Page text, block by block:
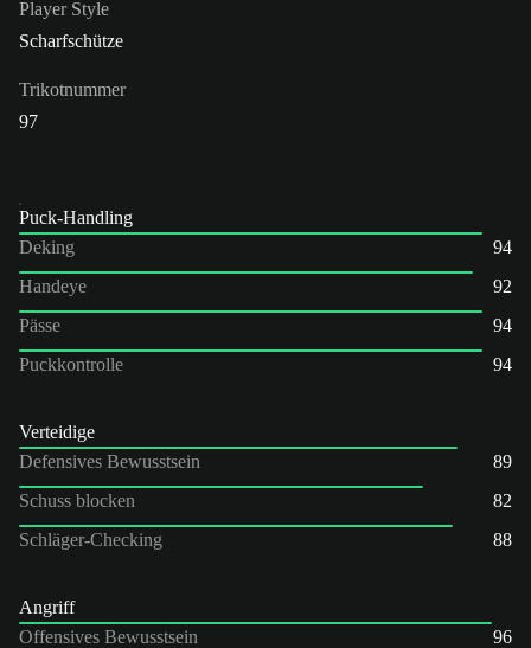
Player Style
Scharfschütze
Trikotnummer
97
Puck-Handling
Deking
94
Handeye
92
Pässe
94
Puckkontrolle
94
Verteidige
Defensives Bewusstsein
89
Schuss blocken
82
Schläger-Checking
88
Angriff
Offensives Bewusstsein
96